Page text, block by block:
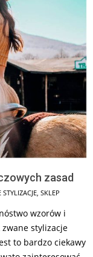
zasad
, SKLEP
wzorów i
stylizacje
to bardzo ciekawy